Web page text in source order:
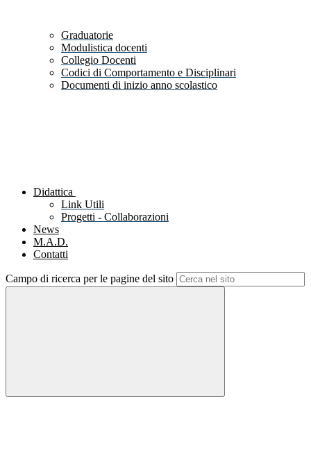
Graduatorie
Modulistica docenti
Collegio Docenti
Codici di Comportamento e Disciplinari
Documenti di inizio anno scolastico
Didattica
Link Utili
Progetti - Collaborazioni
News
M.A.D.
Contatti
Campo di ricerca per le pagine del sito